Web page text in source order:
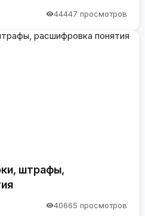
44447 просмотров
штрафы,
40665 просмотров